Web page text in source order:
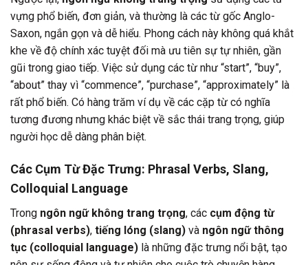
vựng phổ biến, đơn giản, và thường là các từ gốc Anglo-
Saxon, ngắn gọn và dễ hiểu. Phong cách này không quá khắt
khe về độ chính xác tuyệt đối mà ưu tiên sự tự nhiên, gần
gũi trong giao tiếp. Việc sử dụng các từ như “start”, “buy”,
“about” thay vì “commence”, “purchase”, “approximately” là
rất phổ biến. Có hàng trăm ví dụ về các cặp từ có nghĩa
tương đương nhưng khác biệt về sắc thái trang trọng, giúp
người học dễ dàng phân biệt.
Các Cụm Từ Đặc Trưng: Phrasal Verbs, Slang,
Colloquial Language
Trong ngôn ngữ không trang trọng, các cụm động từ
(phrasal verbs), tiếng lóng (slang) và ngôn ngữ thông
tục (colloquial language) là những đặc trưng nổi bật, tạo